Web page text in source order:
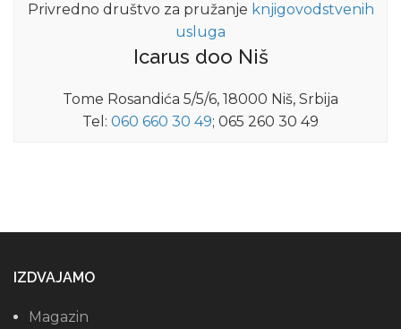
Privredno društvo za pružanje knjigovodstvenih
usluga
Icarus doo Niš
Tome Rosandića 5/5/6, 18000 Niš, Srbija
Tel: 060 660 30 49; 065 260 30 49
IZDVAJAMO
Magazin